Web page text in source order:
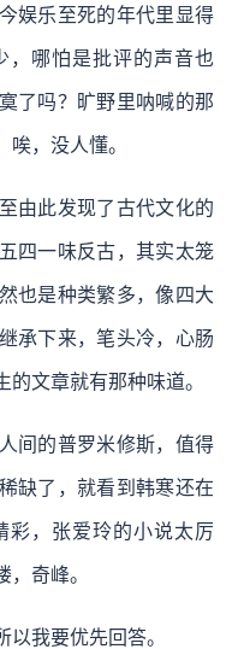
娱乐至死的年代里显得
，哪怕是批评的声音也
了吗？旷野里呐喊的那
，没人懂。
由此发现了古代文化的
四一味反古，其实太笼
也是种类繁多，像四大
承下来，笔头冷，心肠
文章就有那种味道。
间的普罗米修斯，值得
缺了，就看到韩寒还在
彩，张爱玲的小说太厉
奇峰。
我要优先回答。